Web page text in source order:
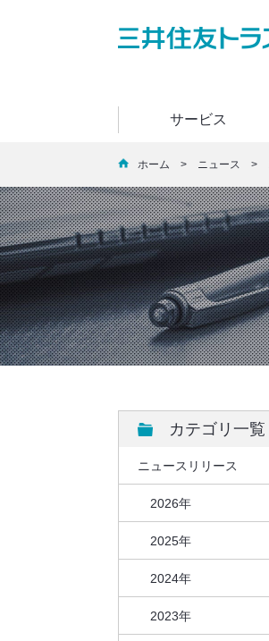
サービス
ホーム > ニュース >
カテゴリ一覧
ニュースリリース
2026年
2025年
2024年
2023年